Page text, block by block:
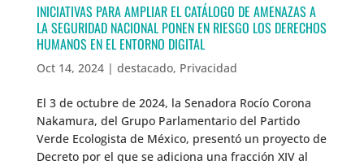
INICIATIVAS PARA AMPLIAR EL CATÁLOGO DE AMENAZAS A
LA SEGURIDAD NACIONAL PONEN EN RIESGO LOS DERECHOS
HUMANOS EN EL ENTORNO DIGITAL
Oct 14, 2024| destacado, Privacidad
El 3 de octubre de 2024, la Senadora Rocío Corona
Nakamura, del Grupo Parlamentario del Partido
Verde Ecologista de México, presentó un proyecto de
Decreto por el que se adiciona una fracción XIV al